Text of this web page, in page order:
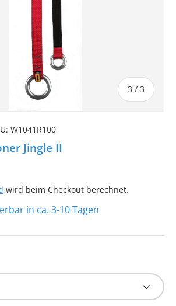
3 / von
3
W1041R100
Jingle II
wird beim Checkout berechnet.
in ca. 3-10 Tagen